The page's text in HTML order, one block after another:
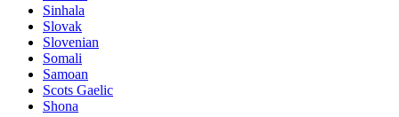
Sinhala
Slovak
Slovenian
Somali
Samoan
Scots Gaelic
Shona